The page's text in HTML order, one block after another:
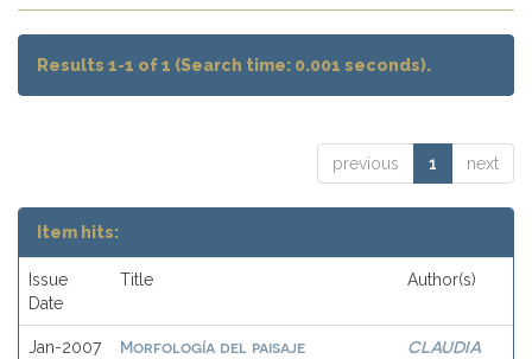
Results 1-1 of 1 (Search time: 0.001 seconds).
previous 1 next
Item hits:
Issue
Date
Title Author(s)
Jan-2007
Morfología del paisaje
CLAUDIA